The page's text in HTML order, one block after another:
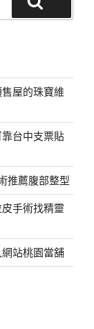
尋
屋的珠寶維
台中支票貼
推薦腹部整型
手術找精靈
站桃園當舖